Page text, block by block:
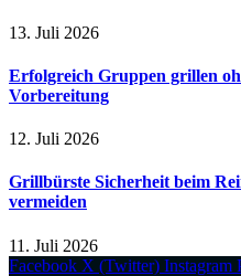
13. Juli 2026
Erfolgreich Gruppen grillen
Vorbereitung
12. Juli 2026
Grillbürste Sicherheit beim
vermeiden
11. Juli 2026
Facebook X (Twitter) Instagram